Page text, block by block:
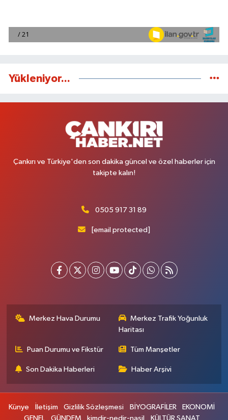
Yükleniyor...
Çankırı ve Türkiye'den son dakika güncel ve özel haberler için
takipte kalın!
0505 917 31 89
[email protected]
Merkez Hava Durumu
Merkez Trafik Yoğunluk
Haritası
Puan Durumu ve Fikstür Tüm Manşetler
Son Dakika Haberleri Haber Arşivi
Künye İletişim Gizlilik Sözleşmesi BİYOGRAFİLER
EKONOMİ
GENEL
GÜNDEM kimdir-nedir-nasil KÜLTÜR SANAT